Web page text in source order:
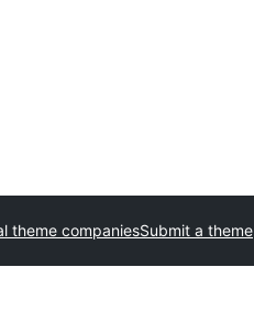
Submit a theme
theme companies